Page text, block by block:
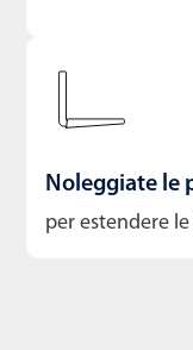
Noleggiate le
per estendere